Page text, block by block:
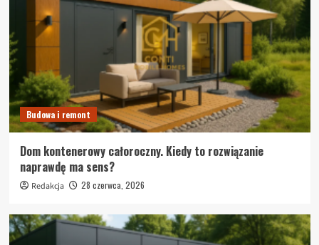
Budowa i remont
Dom kontenerowy całoroczny. Kiedy to rozwiązanie
naprawdę ma sens?
Redakcja 28 czerwca, 2026